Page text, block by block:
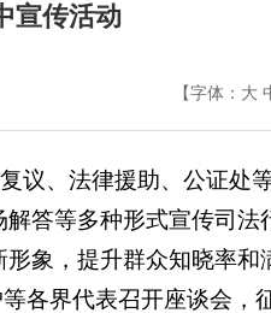
宣传活动
【字体： 大
议、法律援助、公证处
答等多种形式宣传司法
象，提升群众知晓率和
各界代表召开座谈会，